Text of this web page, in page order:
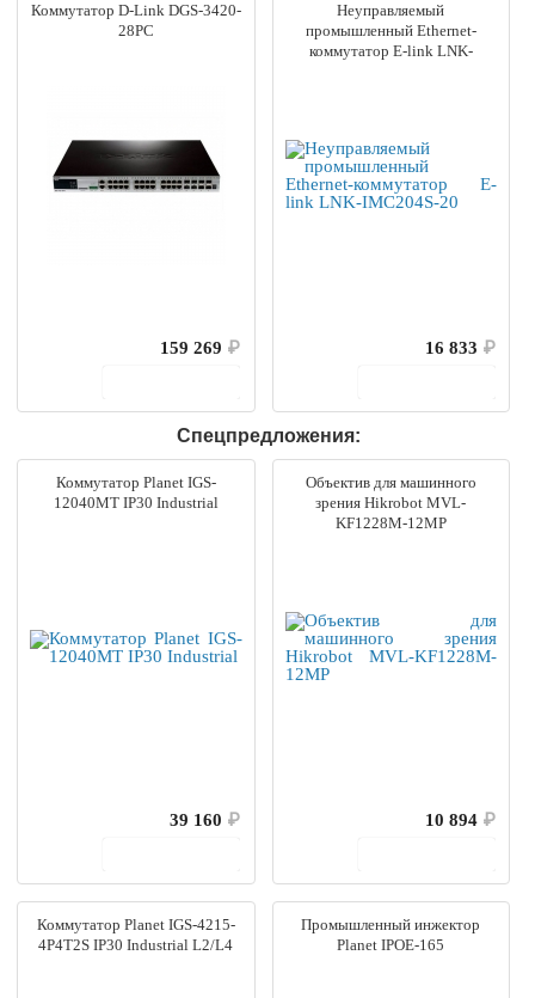
Коммутатор D-Link DGS-3420-
28PC
159 269 ₽
Неуправляемый
промышленный Ethernet-
коммутатор E-link LNK-
16 833 ₽
Спецпредложения:
Коммутатор Planet IGS-
12040MT IP30 Industrial
39 160 ₽
Объектив для машинного
зрения Hikrobot MVL-
KF1228M-12MP
10 894 ₽
Коммутатор Planet IGS-4215-
4P4T2S IP30 Industrial L2/L4
Промышленный инжектор
Planet IPOE-165